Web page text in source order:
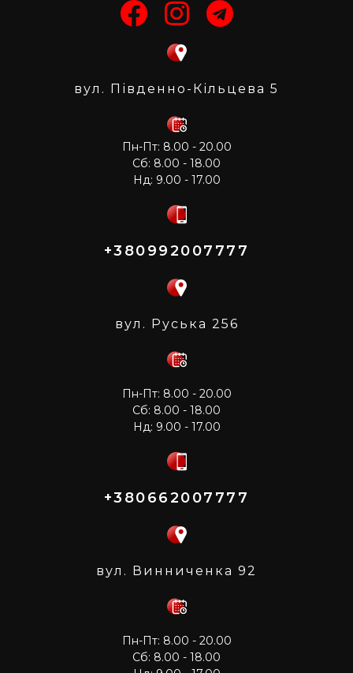
вул. Південно-Кільцева 5
Пн-Пт: 8.00 - 20.00
Сб: 8.00 - 18.00
Нд: 9.00 - 17.00
+380992007777
вул. Руська 256
Пн-Пт: 8.00 - 20.00
Сб: 8.00 - 18.00
Нд: 9.00 - 17.00
+380662007777
вул. Винниченка 92
Пн-Пт: 8.00 - 20.00
Сб: 8.00 - 18.00